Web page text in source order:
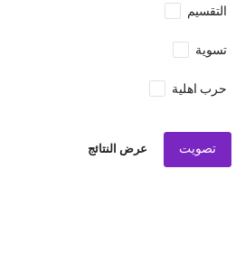
التقسيم
تسوية
حرب اهلية
تصويت عرض النتائج